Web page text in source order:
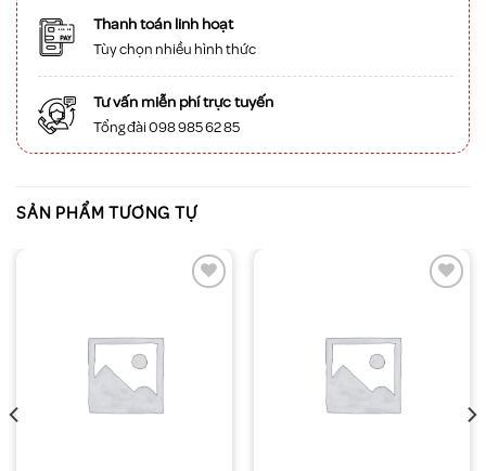
Thanh toán linh hoạt
Tùy chọn nhiều hình thức
Tư vấn miễn phí trực tuyến
Tổng đài 098 985 62 85
SẢN PHẨM TƯƠNG TỰ